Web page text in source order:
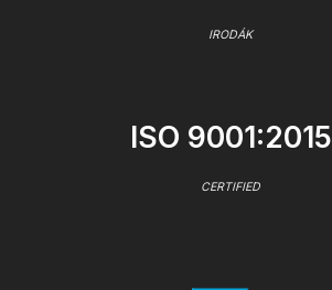
IRODÁK
ISO 9001:2015
CERTIFIED